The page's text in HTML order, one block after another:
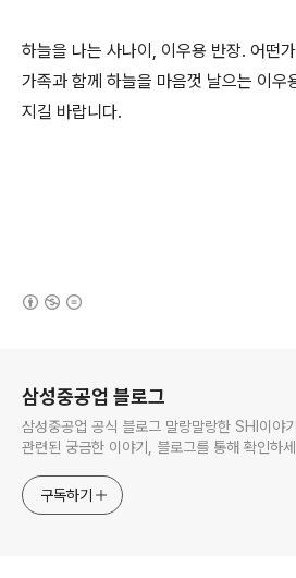
하늘을 나는 사나이, 이우용 반장. 어떤
가족과 함께 하늘을 마음껏 날으는 이우
지길 바랍니다.
삼성중공업 블로그
삼성중공업 공식 블로그 말랑말랑한 SHI이야
관련된 궁금한 이야기, 블로그를 통해 확인하
구독하기